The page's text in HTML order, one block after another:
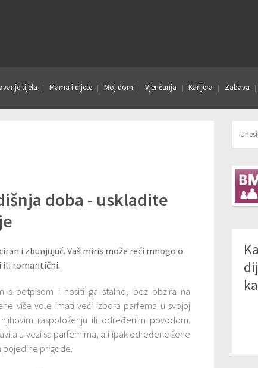
tijela Mama i dijete Moj dom Vjenčanja Karijera Zabava
doba - uskladite
i zbunjujuć. Vaš miris može reći mnogo o
ili romantični.
s potpisom i nositi ga stalno, bez obzira na
više vole imati veći izbora parfema u svojoj
raspoloženju ili određenim povodom.
u vezi sa parfemima, ali ipak određene žene
pojedine prigode.